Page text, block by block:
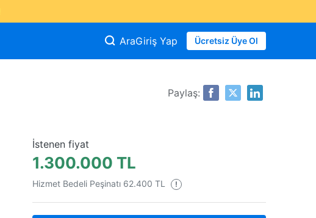
AraGiriş Yap Ücretsiz Üye Ol
Paylaş:
İstenen fiyat
1.300.000 TL
Hizmet Bedeli Peşinatı 62.400 TL !